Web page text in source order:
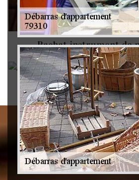
Rachat instrument de
Achat antiquité